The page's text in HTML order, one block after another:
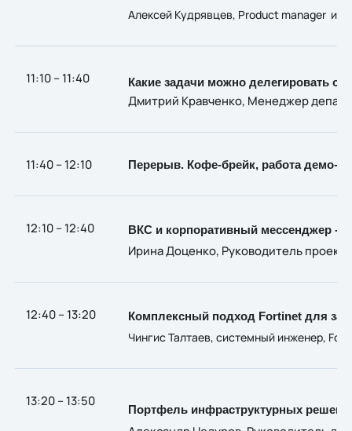
Алексей Кудрявцев, Product manager
11:10 – 11:40 Какие задачи можно делегировать
Дмитрий Кравченко, Менеджер
11:40 – 12:10 Перерыв. Кофе-брейк, работа демо-
12:10 – 12:40 ВКС и корпоративный мессенджер -
Ирина Доценко, Руководитель
12:40 – 13:20 Комплексный подход Fortinet для
Чингис Талтаев, системный инженер,
13:20 – 13:50
Портфель инфраструктурных